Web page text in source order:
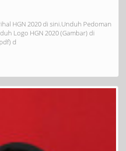
HGN 2020 di sini.Unduh Pedoman
Logo HGN 2020 (Gambar) di
d